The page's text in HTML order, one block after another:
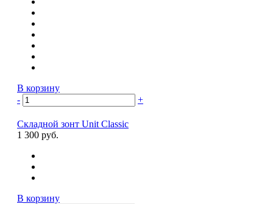
В корзину
-
+
Складной зонт Unit Classic
1 300 руб.
В корзину